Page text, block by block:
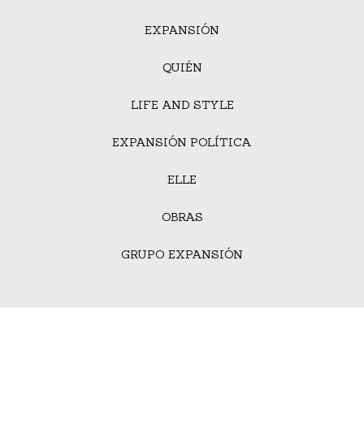
EXPANSIÓN
QUIÉN
LIFE AND STYLE
EXPANSIÓN POLÍTICA
ELLE
OBRAS
GRUPO EXPANSIÓN